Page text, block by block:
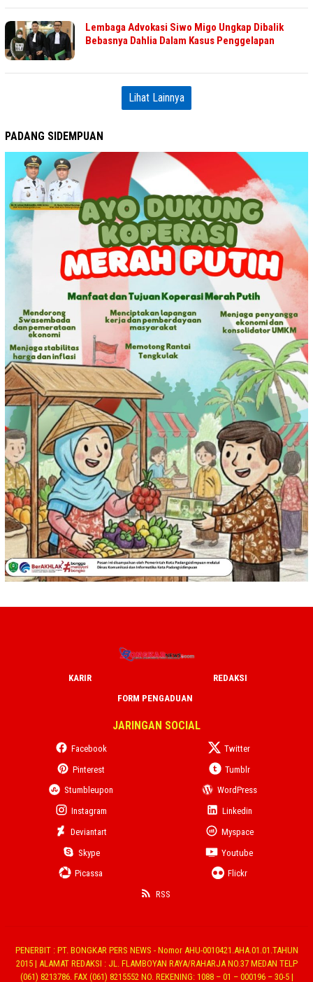
Lembaga Advokasi Siwo Migo Ungkap Dibalik
Bebasnya Dahlia Dalam Kasus Penggelapan
Lihat Lainnya
PADANG SIDEMPUAN
KARIR
REDAKSI
FORM PENGADUAN
JARINGAN SOCIAL
Facebook
Twitter
Pinterest
Tumblr
Stumbleupon
WordPress
Instagram
Linkedin
Deviantart
Myspace
Skype
Youtube
Picassa
Flickr
RSS
PENERBIT : PT. BONGKAR PERS NEWS - Nomor AHU-0010421.AHA.01.01.TAHUN
2015 | ALAMAT REDAKSI : JL. FLAMBOYAN RAYA/RAHARJA NO.37 MEDAN TELP
(061) 8213786. FAX (061) 8215552 NO. REKENING: 1088 – 01 – 000196 – 30-5 |